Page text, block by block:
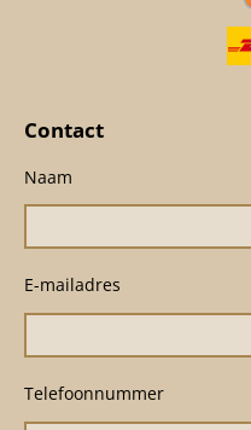
Contact
Naam
E-mailadres
Telefoonnummer